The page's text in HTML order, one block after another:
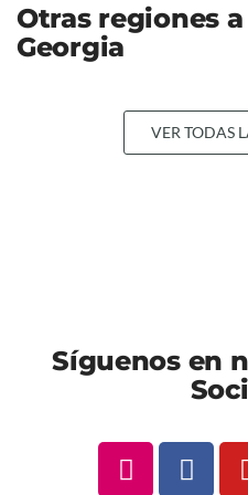
Otras regiones
Georgia
VER TODAS
Síguenos en